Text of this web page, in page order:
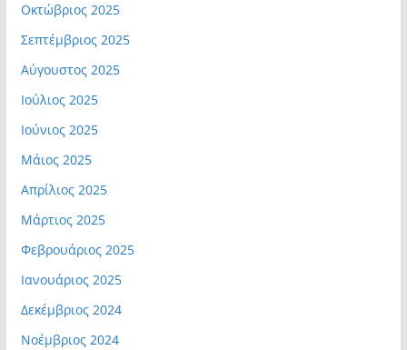
Οκτώβριος 2025
Σεπτέμβριος 2025
Αύγουστος 2025
Ιούλιος 2025
Ιούνιος 2025
Μάιος 2025
Απρίλιος 2025
Μάρτιος 2025
Φεβρουάριος 2025
Ιανουάριος 2025
Δεκέμβριος 2024
Νοέμβριος 2024